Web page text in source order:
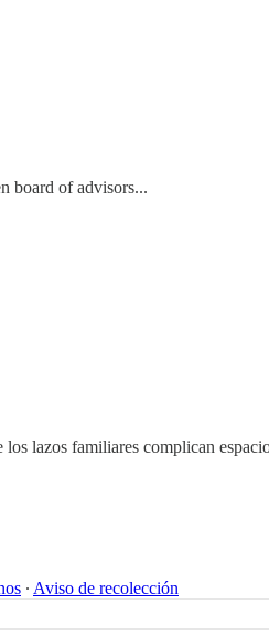
board of advisors...
lazos familiares complican
∙ Aviso de recolección